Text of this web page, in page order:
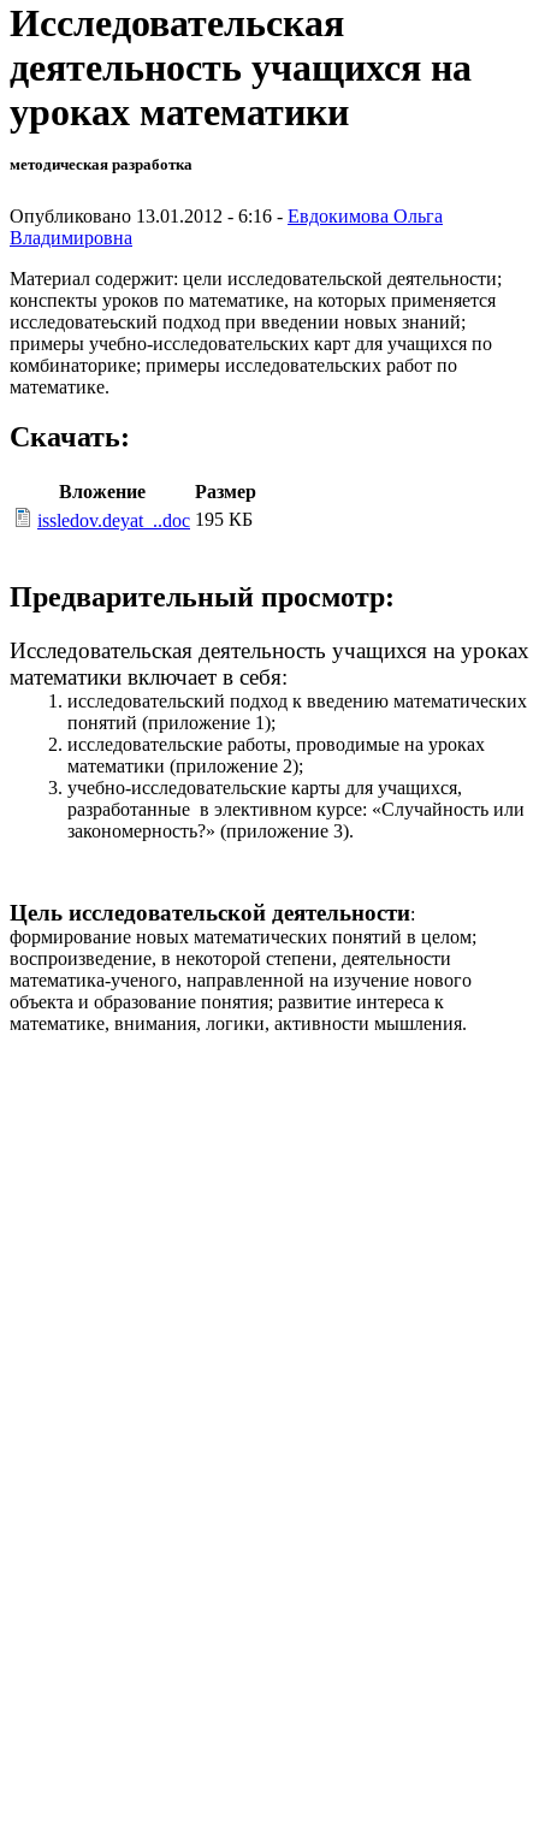
Исследовательская
деятельность учащихся на
уроках математики
методическая разработка
Опубликовано 13.01.2012 - 6:16 - Евдокимова Ольга
Владимировна
Материал содержит: цели исследовательской деятельности;
конспекты уроков по математике, на которых применяется
исследоватеьский подход при введении новых знаний;
примеры учебно-исследовательских карт для учащихся по
комбинаторике; примеры исследовательских работ по
математике.
Скачать:
Вложение
Размер
issledov.deyat_..doc 195 КБ
Предварительный просмотр:
Исследовательская деятельность учащихся на уроках
математики включает в себя:
исследовательский подход к введению математических
понятий (приложение 1);
исследовательские работы, проводимые на уроках
математики (приложение 2);
учебно-исследовательские карты для учащихся,
разработанные в элективном курсе: «Случайность или
закономерность?» (приложение 3).
Цель исследовательской деятельности:
формирование новых математических понятий в целом;
воспроизведение, в некоторой степени, деятельности
математика-ученого, направленной на изучение нового
объекта и образование понятия; развитие интереса к
математике, внимания, логики, активности мышления.